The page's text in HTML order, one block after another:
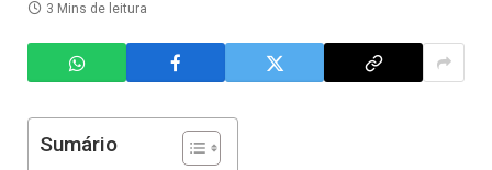
3 Mins de leitura
Sumário